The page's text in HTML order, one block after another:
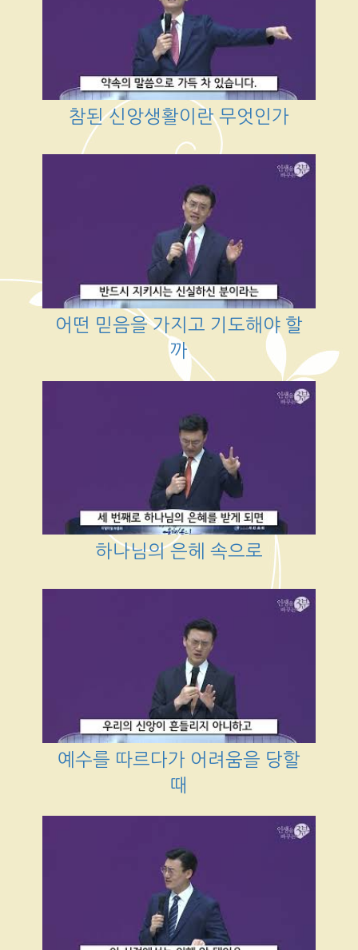
참된 신앙생활이란 무엇인가
어떤 믿음을 가지고 기도해야 할
까
하나님의 은헤 속으로
예수를 따르다가 어려움을 당할
때